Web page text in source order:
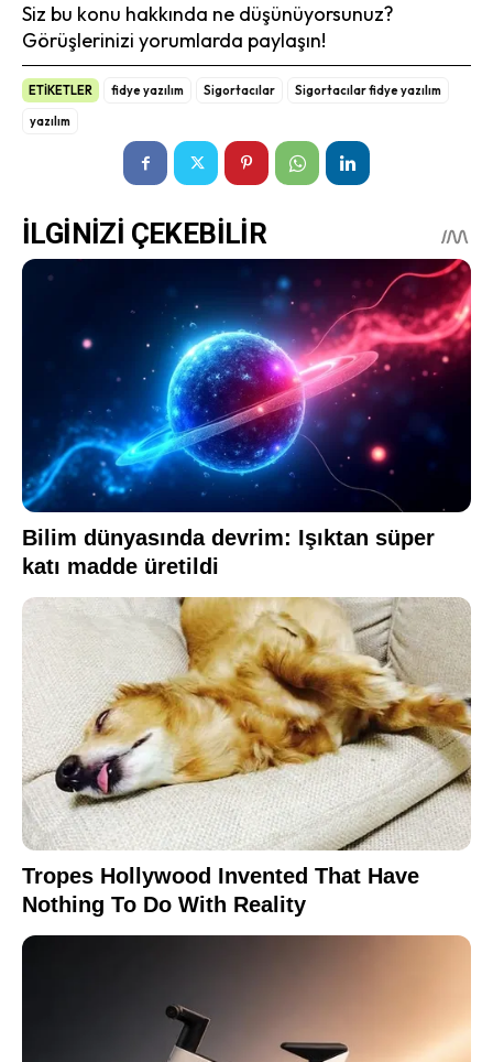
Siz bu konu hakkında ne düşünüyorsunuz?
Görüşlerinizi yorumlarda paylaşın!
ETİKETLER fidye yazılım Sigortacılar
Sigortacılar fidye yazılım
yazılım